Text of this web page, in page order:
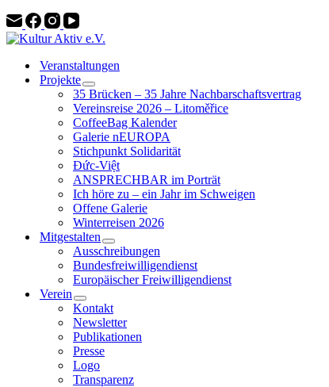
Veranstaltungen
Projekte
35 Brücken – 35 Jahre Nachbarschaftsvertrag
Vereinsreise 2026 – Litoměřice
CoffeeBag Kalender
Galerie nEUROPA
Stichpunkt Solidarität
Đức-Việt
ANSPRECHBAR im Porträt
Ich höre zu – ein Jahr im Schweigen
Offene Galerie
Winterreisen 2026
Mitgestalten
Ausschreibungen
Bundesfreiwilligendienst
Europäischer Freiwilligendienst
Verein
Kontakt
Newsletter
Publikationen
Presse
Logo
Transparenz